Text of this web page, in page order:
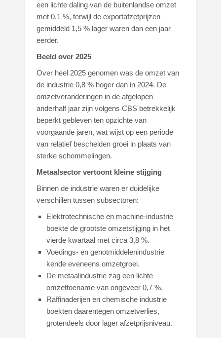
een lichte daling van de buitenlandse omzet
met 0,1 %, terwijl de exportafzetprijzen
gemiddeld 1,5 % lager waren dan een jaar
eerder.
Beeld over 2025
Over heel 2025 genomen was de omzet van
de industrie 0,8 % hoger dan in 2024. De
omzetveranderingen in de afgelopen
anderhalf jaar zijn volgens CBS betrekkelijk
beperkt gebleven ten opzichte van
voorgaande jaren, wat wijst op een periode
van relatief bescheiden groei in plaats van
sterke schommelingen.
Metaalsector vertoont kleine stijging
Binnen de industrie waren er duidelijke
verschillen tussen subsectoren:
Elektrotechnische en machine-industrie
boekte de grootste omzetstijging in het
vierde kwartaal met circa 3,8 %.
Voedings- en genotmiddelenindustrie
kende eveneens omzetgroei.
De metaalindustrie zag een lichte
omzettoename van ongeveer 0,7 %.
Raffinaderijen en chemische industrie
boekten daarentegen omzetverlies,
grotendeels door lager afzetprijsniveau.